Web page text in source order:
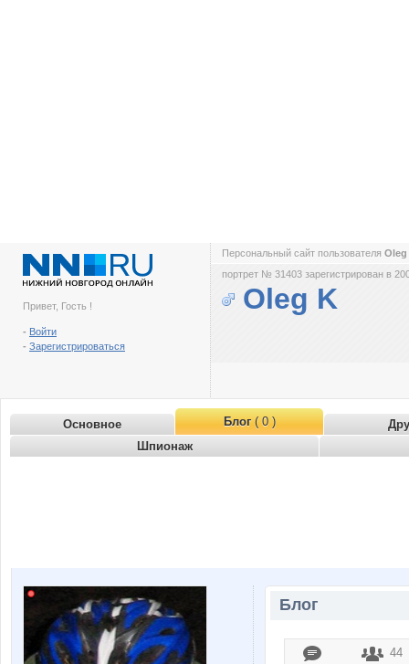
Привет, Гость !
- Войти
- Зарегистрироваться
Персональный сайт пользователя
портрет № 31403 зарегистрирован в
Oleg K
Основное Блог( 0 )
Шпионаж
Блог
44